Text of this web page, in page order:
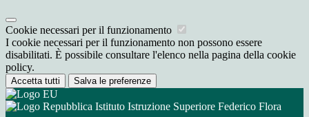
Cookie necessari per il funzionamento
I cookie necessari per il funzionamento non possono essere
disabilitati. È possibile consultare l'elenco nella pagina della cookie
policy.
Accetta tutti Salva le preferenze
Istituto Istruzione Superiore Federico Flora